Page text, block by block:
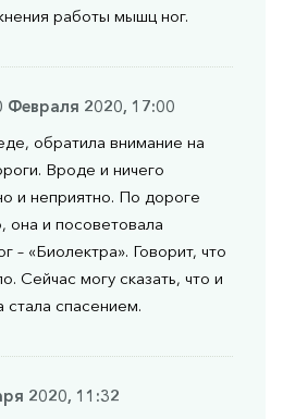
работы мышц ног.
Февраля 2020, 17:00
обратила внимание на
Вроде и ничего
и неприятно. По дороге
она и посоветовала
– «Биолектра». Говорит, что
Сейчас могу сказать, что и
стала спасением.
2020, 11:32